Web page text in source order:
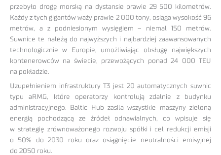
przebyło drogę morską na dystansie prawie 29 500 kilometrów.
Każdy z tych gigantów waży prawie 2 000 tony, osiąga wysokość 96
metrów, a z podniesionym wysięgiem – niemal 150 metrów.
Suwnice te należą do najwyższych i najbardziej zaawansowanych
technologicznie w Europie, umożliwiając obsługę największych
kontenerowców na świecie, przewożących ponad 24 000 TEU
na pokładzie.
Uzupełnieniem infrastruktury T3 jest 20 automatycznych suwnic
typu aRMG, które operatorzy kontrolują zdalnie z budynku
administracyjnego. Baltic Hub zasila wszystkie maszyny zieloną
energią pochodzącą ze źródeł odnawialnych, co wpisuje się
w strategię zrównoważonego rozwoju spółki i cel redukcji emisji
o 50% do 2030 roku oraz osiągnięcie neutralności emisyjnej
do 2050 roku.​